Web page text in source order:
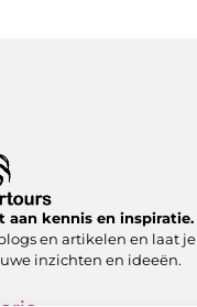
aan kennis en inspiratie.
en artikelen en laat je
inzichten en ideeën.